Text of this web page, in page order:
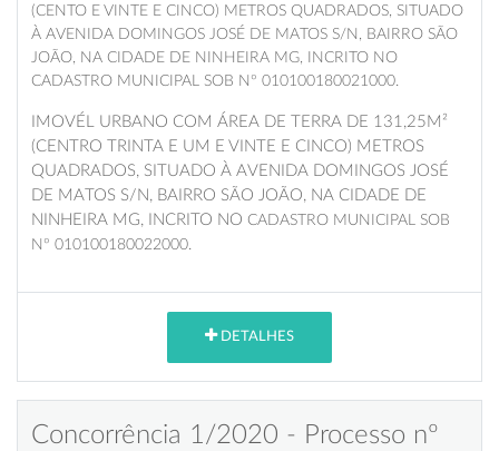
(CENTO E VINTE E CINCO) METROS QUADRADOS, SITUADO
À AVENIDA DOMINGOS JOSÉ DE MATOS S/N, BAIRRO SÃO
JOÃO, NA CIDADE DE NINHEIRA MG, INCRITO NO
CADASTRO MUNICIPAL SOB Nº 010100180021000.
IMOVÉL URBANO COM ÁREA DE TERRA DE 131,25M²
(CENTRO TRINTA E UM E VINTE E CINCO) METROS
QUADRADOS, SITUADO À AVENIDA DOMINGOS JOSÉ
DE MATOS S/N, BAIRRO SÃO JOÃO, NA CIDADE DE
NINHEIRA MG, INCRITO NO CADASTRO MUNICIPAL SOB
Nº 010100180022000.
DETALHES
Concorrência 1/2020 - Processo nº